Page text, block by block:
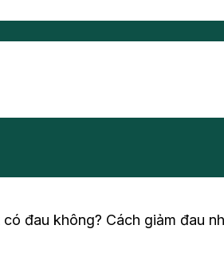
đau không? Cách giảm đau